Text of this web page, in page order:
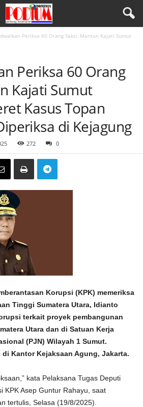
Periksa 60 Orang Saksi, Mantan Kajati Sumut
Periksa 60 Orang
Kajati Sumut
Kasus Topan
di Kejagung
272 0
Korupsi (KPK) memeriksa
Tinggi Sumatera Utara, Idianto
terkait proyek pembangunan
Utara dan di Satuan Kerja
(PJN) Wilayah 1 Sumut.
Kantor Kejaksaan Agung, Jakarta.
kata Pelaksana Tugas Deputi
KPK Asep Guntur Rahayu, saat
tertulis, Selasa (19/8/2025).